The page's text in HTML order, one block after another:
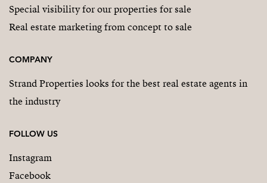
Special visibility for our properties for sale
Real estate marketing from concept to sale
COMPANY
Strand Properties looks for the best real estate agents in
the industry
FOLLOW US
Instagram
Facebook